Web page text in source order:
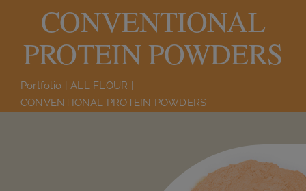
PRODUCT
WHY PARODI NUTRA
THE COMPANY
English
CONVENTIONAL
PROTEIN POWDERS
Portfolio
ALL FLOUR
CONVENTIONAL PROTEIN POWDERS